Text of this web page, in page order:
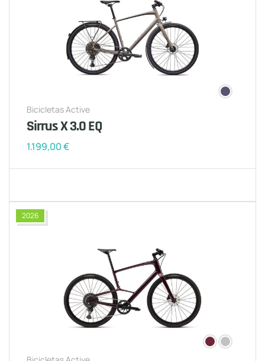
Bicicletas Active
Sirrus X 3.0 EQ
1.199,00€
2026